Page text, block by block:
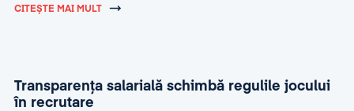
CITEȘTE MAI MULT
Transparența salarială schimbă regulile jocului
în recrutare